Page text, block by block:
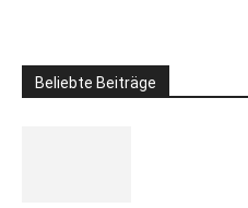
Beliebte Beiträge